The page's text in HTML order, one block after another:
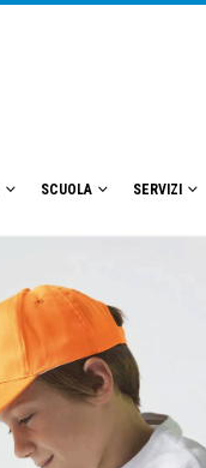
SCUOLA SERVIZI